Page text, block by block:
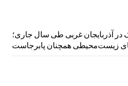
در آذربایجان غربی طی سال جاری؛
زیست‌محیطی همچنان پابرجاست